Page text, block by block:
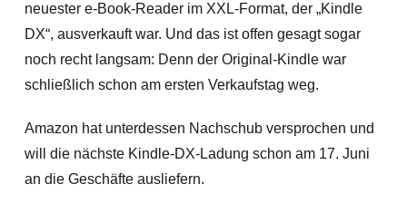
neuester e-Book-Reader im XXL-Format, der „Kindle
DX“, ausverkauft war. Und das ist offen gesagt sogar
noch recht langsam: Denn der Original-Kindle war
schließlich schon am ersten Verkaufstag weg.
Amazon hat unterdessen Nachschub versprochen und
will die nächste Kindle-DX-Ladung schon am 17. Juni
an die Geschäfte ausliefern.